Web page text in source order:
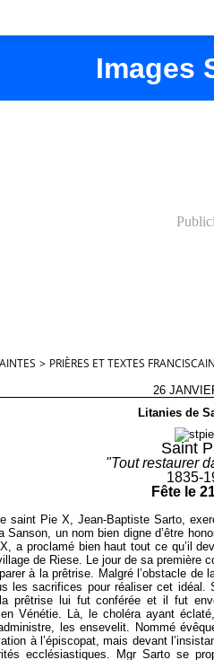
Images
> PRIÈRES ET TEXTES
26
Litanies de
Saint
"Tout restaurer
1835-
Fête le
saint Pie X, Jean-Baptiste Sarto,
Sanson, un nom bien digne d’être
a proclamé bien haut tout ce qu’il
de Riese. Le jour de sa
à la prêtrise. Malgré l’obstacle de
les sacrifices pour réaliser cet idéal.
prêtrise lui fut conférée et il fut
Vénétie. Là, le choléra ayant
les ensevelit. Nommé
à l’épiscopat, mais devant
ecclésiastiques. Mgr Sarto se